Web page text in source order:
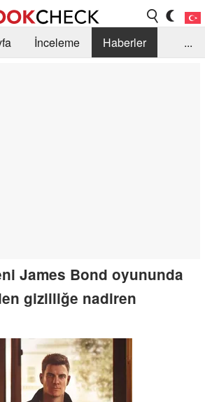
İnceleme
Haberler
...
James Bond oyununda
gizliliğe nadiren